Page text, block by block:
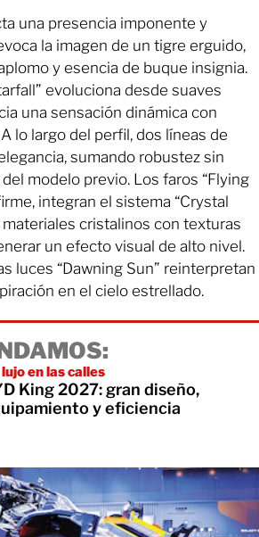
una presencia imponente y
la imagen de un tigre erguido,
y esencia de buque insignia.
evoluciona desde suaves
una sensación dinámica con
lo largo del perfil, dos líneas de
sumando robustez sin
modelo previo. Los faros “Flying
integran el sistema “Crystal
materiales cristalinos con texturas
un efecto visual de alto nivel.
luces “Dawning Sun” reinterpretan
en el cielo estrellado.
lujo en las calles
King 2027: gran diseño,
y eficiencia